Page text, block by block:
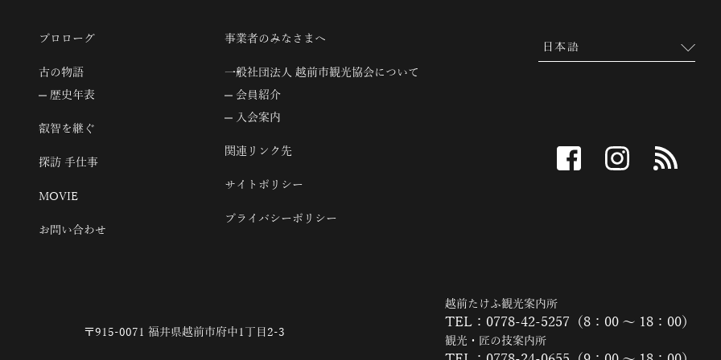
プロローグ
古の物語
歴史年表
叡智を継ぐ
探訪 手仕事
MOVIE
お問い合わせ
事業者のみなさまへ
一般社団法人 越前市観光協会について
会員紹介
入会案内
関連リンク先
サイトポリシー
プライバシーポリシー
facebook instagram
〒915-0071 福井県越前市府中1丁目2-3
越前たけふ観光案内所
TEL：0778-42-5257（8：00 ～ 18：00）
観光・匠の技案内所